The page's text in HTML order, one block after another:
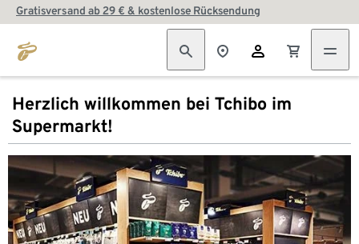
Gratisversand ab 29 € & kostenlose Rücksendung
Herzlich willkommen bei Tchibo im
Supermarkt!